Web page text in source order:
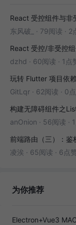
React 受控组件与非
东风破_
· 79阅读 · 2
dzhd · 60阅读 · 1点
玩转 Flutter 项目依
GitLqr · 62阅读 · 0
构建无障碍组件之
anOnion · 56阅读 ·
前端路由（三）：鉴
凌涘 · 65阅读 · 6点
为你推荐
Electron+Vue3